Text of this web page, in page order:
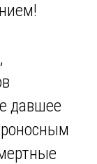
давшее